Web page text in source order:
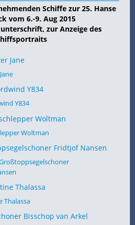
Schiffe zur 25. Hanse
vom 6.-9. Aug 2015
zur Anzeige des
Y834
Woltman
Thalassa